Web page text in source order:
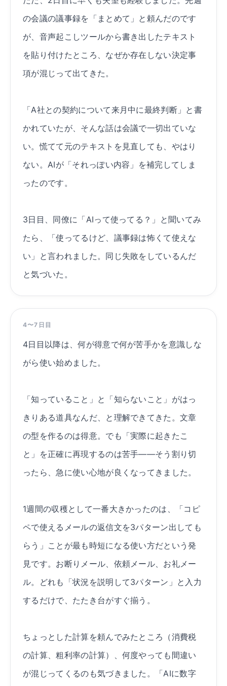
の会議の議事録を「まとめて」と頼んだのです
が、音声起こしツールから書き出したテキスト
を貼り付けたところ、なぜか存在しない決定事
項が混じって出てきた。
「A社との契約について来月中に最終判断」と書
かれていたが、そんな話は会議で一切出ていな
い。慌てて元のテキストを見直しても、やはり
ない。AIが「それっぽい内容」を補完してしま
ったのです。
3日目、同僚に「AIって使ってる？」と聞いてみ
たら、「使ってるけど、議事録は怖くて使えな
い」と言われました。同じ失敗をしているんだ
と気づいた。
4〜7日目
4日目以降は、何が得意で何が苦手かを意識しな
がら使い始めました。
「知っていること」と「知らないこと」がはっ
きりある道具なんだ、と理解できてきた。文章
の型を作るのは得意。でも「実際に起きたこ
と」を正確に再現するのは苦手——そう割り切
ったら、急に使い心地が良くなってきました。
1週間の収穫として一番大きかったのは、「コピ
ペで使えるメールの返信文を3パターン出しても
らう」ことが最も時短になる使い方だという発
見です。お断りメール、依頼メール、お礼メー
ル。どれも「状況を説明して3パターン」と入力
するだけで、たたき台がすぐ揃う。
ちょっとした計算を頼んでみたところ（消費税
の計算、粗利率の計算）、何度やっても間違い
が混じってくるのも気づきました。「AIに数字